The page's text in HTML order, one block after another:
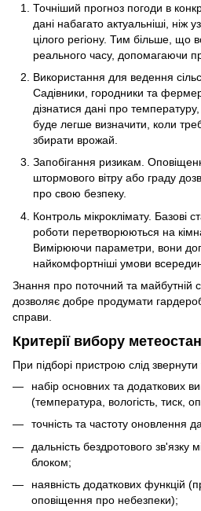
Точніший прогноз погоди в
дані набагато актуальніші, ніж
цілого регіону. Тим більше, що
реального часу, допомагаючи
Використання для ведення
Садівники, городники та
дізнатися дані про
буде легше визначити, коли
збирати врожай.
Запобігання ризикам.
штормового вітру або граду
про свою безпеку.
Контроль мікроклімату. Базові
роботи перетворюються на
Вимірюючи параметри, вони
найкомфортніші умови
Знання про поточний та майбутній
дозволяє добре продумати
справи.
Критерії вибору
При підборі пристрою слід звернути
набір основних та додаткових
(температура, вологість, тиск,
точність та частоту оновлення
дальність бездротового зв'язку
блоком;
наявність додаткових функцій
оповіщення про небезпеки);